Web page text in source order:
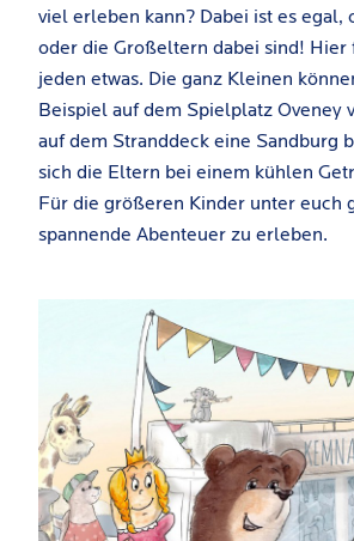
viel erleben kann? Dabei ist es egal,
oder die Großeltern dabei sind! Hier
jeden etwas. Die ganz Kleinen
Beispiel auf dem Spielplatz Oveney
auf dem Stranddeck eine Sandburg
sich die Eltern bei einem kühlen
Für die größeren Kinder unter euch
spannende Abenteuer zu erleben.